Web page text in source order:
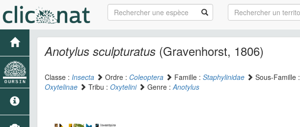
Anotylus sculpturatus (Gravenhorst, 1806)
Classe : Insecta Ordre : Coleoptera Famille : Staphylinidae
Sous-Famille :
Oxytelinae
Tribu : Oxytelini Genre :Anotylus